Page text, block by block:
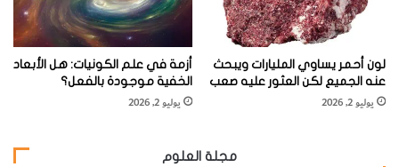
لون أحمر يساوي المليارات ويبحث
عنه الجميع لكن العثور عليه صعب
يوليو 2, 2026
أزمة في علم الكونيات: هل الأبعاد
الخفية موجودة بالفعل؟
يوليو 2, 2026
مجلة العلوم